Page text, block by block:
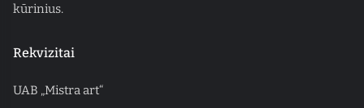
kūrinius.
Rekvizitai
UAB „Mistra art“